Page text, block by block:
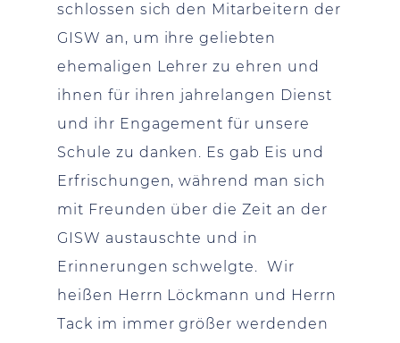
schlossen sich den Mitarbeitern der
GISW an, um ihre geliebten
ehemaligen Lehrer zu ehren und
ihnen für ihren jahrelangen Dienst
und ihr Engagement für unsere
Schule zu danken. Es gab Eis und
Erfrischungen, während man sich
mit Freunden über die Zeit an der
GISW austauschte und in
Erinnerungen schwelgte. Wir
heißen Herrn Löckmann und Herrn
Tack im immer größer werdenden